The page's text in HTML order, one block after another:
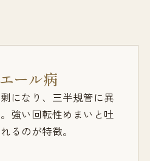
ール病
になり、三半規管に異
強い回転性めまいと吐
るのが特徴。